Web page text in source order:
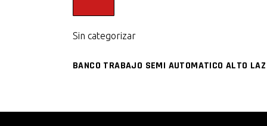
Sin categorizar
BANCO TRABAJO SEMI AUTOMATICO ALTO LAZ